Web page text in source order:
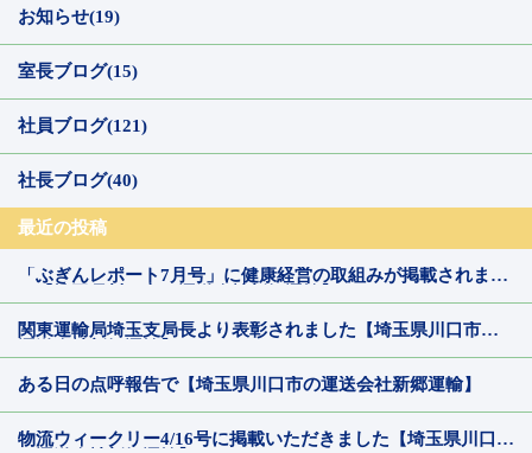
お知らせ(19)
室長ブログ(15)
社員ブログ(121)
社長ブログ(40)
最近の投稿
「ぶぎんレポート7月号」に健康経営の取組みが掲載されまし
関東運輸局埼玉支局長より表彰されました【埼玉県川口市の
ある日の点呼報告で【埼玉県川口市の運送会社新郷運輸】
物流ウィークリー4/16号に掲載いただきました【埼玉県川口市